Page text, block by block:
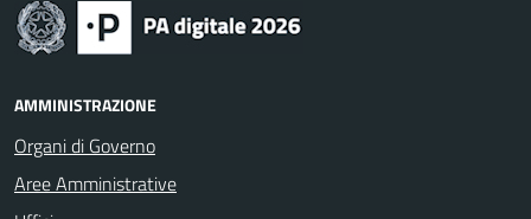
AMMINISTRAZIONE
Organi di Governo
Aree Amministrative